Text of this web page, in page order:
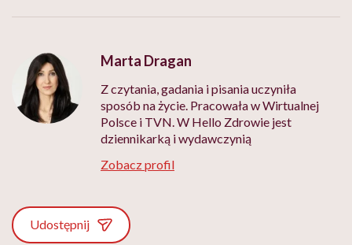
może chyba tylko
pracy
Marta Dragan
Z czytania, gadania i pisania uczyniła
sposób na życie. Pracowała w Wirtualnej
Polsce i TVN. W Hello Zdrowie jest
dziennikarką i wydawczynią
Zobacz profil
Udostępnij